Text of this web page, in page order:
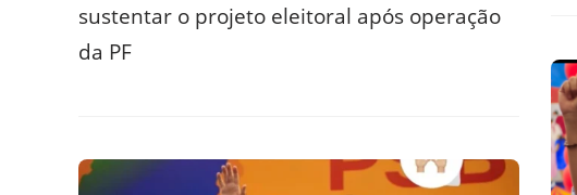
sustentar o projeto eleitoral após operação
da PF